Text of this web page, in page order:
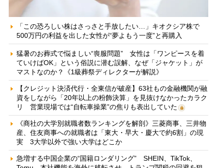
「この恐ろしい株はさっさと手放したい…」キオクシア株で
500万円の利益を出した女性が“夢よもう一度”と再購入
猛暑のお葬式で悩ましい“喪服問題” 女性は「ワンピースを着
ていけばOK」という俗説に潜む誤解、なぜ「ジャケット」が
マストなのか？《1級葬祭ディレクターが解説》
【クレジット決済代行・全東信が破産】63社もの金融機関が融
資をしながら「20年以上の粉飾決算」を見抜けなかったカラク
リ 営業現場では“自転車操業”の焦りも表出していた
《商社の大学別就職者数ランキングを解剖》三菱商事、三井物
産、住友商事への就職者は「東大・早大・慶大で約6割」の現
実 3大学以外で強い大学はどこか
急増する中国企業の“国籍ロンダリング” SHEIN、TikTok、